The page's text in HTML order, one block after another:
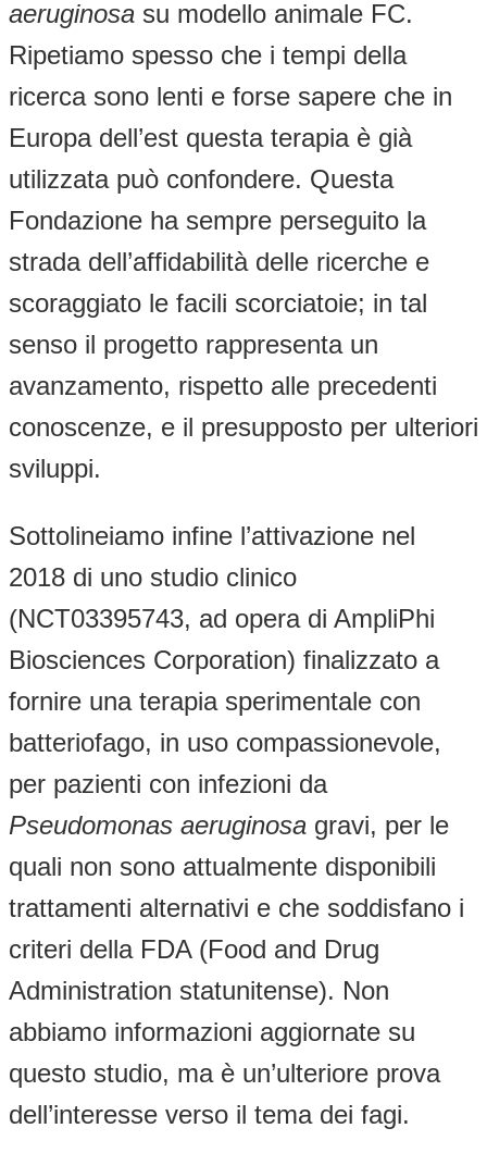
aeruginosa su modello animale FC.
Ripetiamo spesso che i tempi della
ricerca sono lenti e forse sapere che in
Europa dell’est questa terapia è già
utilizzata può confondere. Questa
Fondazione ha sempre perseguito la
strada dell’affidabilità delle ricerche e
scoraggiato le facili scorciatoie; in tal
senso il progetto rappresenta un
avanzamento, rispetto alle precedenti
conoscenze, e il presupposto per ulteriori
sviluppi.
Sottolineiamo infine l’attivazione nel
2018 di uno studio clinico
(NCT03395743, ad opera di AmpliPhi
Biosciences Corporation) finalizzato a
fornire una terapia sperimentale con
batteriofago, in uso compassionevole,
per pazienti con infezioni da
Pseudomonas aeruginosa gravi, per le
quali non sono attualmente disponibili
trattamenti alternativi e che soddisfano i
criteri della FDA (Food and Drug
Administration statunitense). Non
abbiamo informazioni aggiornate su
questo studio, ma è un’ulteriore prova
dell’interesse verso il tema dei fagi.